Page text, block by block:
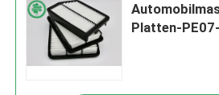
Platten-